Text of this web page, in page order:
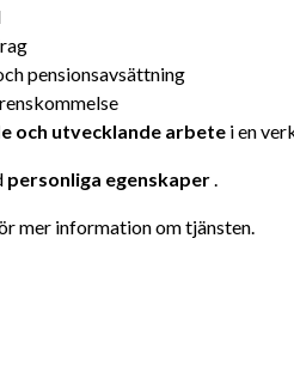
pensionsavsättning
och utvecklande arbete i en
personliga egenskaper .
mer information om tjänsten.